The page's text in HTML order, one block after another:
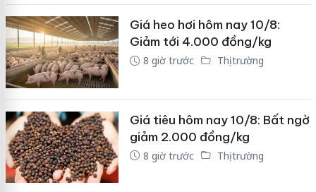
Giá heo hơi hôm nay 10/8:
Giảm tới 4.000 đồng/kg
8 giờ trước Thị trường
Giá tiêu hôm nay 10/8: Bất ngờ
giảm 2.000 đồng/kg
8 giờ trước Thị trường